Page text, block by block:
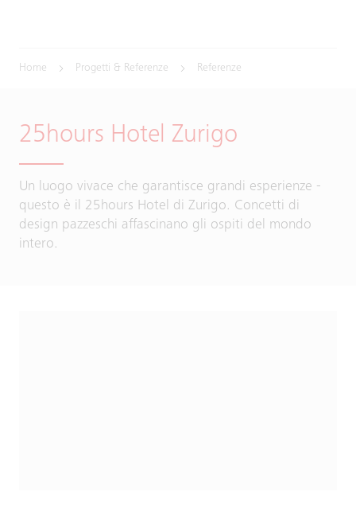
Home Progetti & Referenze Referenze
25hours Hotel Zurigo
Un luogo vivace che garantisce grandi esperienze -
questo è il 25hours Hotel di Zurigo. Concetti di
design pazzeschi affascinano gli ospiti del mondo
intero.